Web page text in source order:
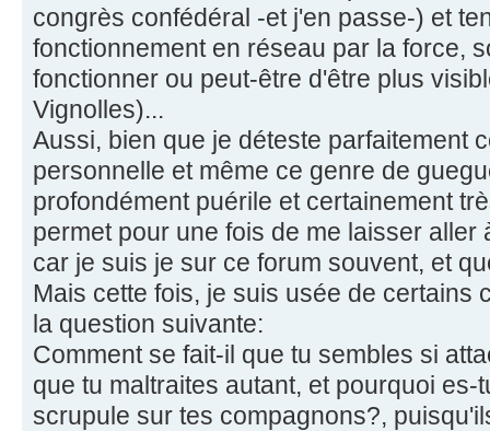
congrès confédéral -et j'en passe-) et
fonctionnement en réseau par la force,
fonctionner ou peut-être d'être plus
Vignolles)...
Aussi, bien que je déteste parfaitement
personnelle et même ce genre de
profondément puérile et certainement
permet pour une fois de me laisser aller
car je suis je sur ce forum souvent, et
Mais cette fois, je suis usée de certains
la question suivante:
Comment se fait-il que tu sembles si
que tu maltraites autant, et pourquoi
scrupule sur tes compagnons?,